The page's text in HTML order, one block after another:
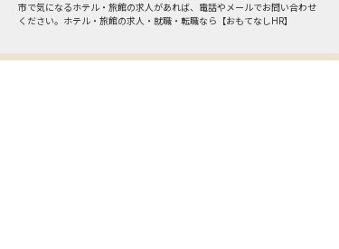
市で気になるホテル・旅館の求人があれば、電話やメールでお問い合わせ
ください。ホテル・旅館の求人・就職・転職なら【おもてなしHR】